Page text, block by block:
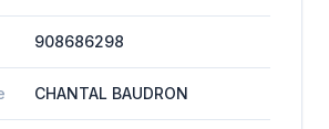
908686298
CHANTAL BAUDRON